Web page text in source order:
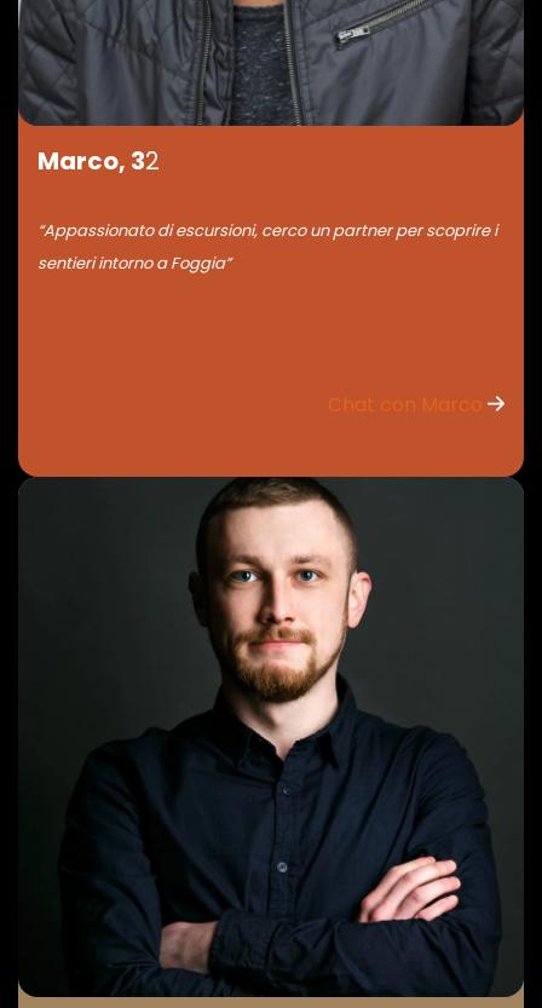
Marco, 32
“Appassionato di escursioni, cerco un partner per scoprire i
sentieri intorno a Foggia”
Chat con Marco